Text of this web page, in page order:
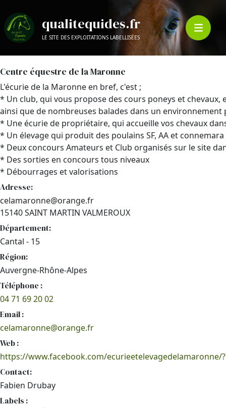
qualitequides.fr
LE SITE DES EXPLOITATIONS LABELLISÉES
Centre équestre de la Maronne
L'écurie de la Maronne en bref, c'est ;
* Un club, qui vous propose des cours poneys et
ainsi que de nombreuses balades dans un environnement
* Une écurie de propriétaire, qui accueille vos chevaux
* Un élevage qui produit des poulains SF, AA et connemara
* Deux concours Amateurs et Club organisés sur le site
* Des sorties en concours tous niveaux
* Débourrages et valorisations
Adresse:
celamaronne@orange.fr
15140 SAINT MARTIN VALMEROUX
Département:
Cantal - 15
Région:
Auvergne-Rhône-Alpes
Téléphone :
04 71 69 20 02
Email :
celamaronne@orange.fr
Web :
https://www.facebook.com/ecurieetelevagedelamaronne/
Contact:
Fabien Drubay
Labels :